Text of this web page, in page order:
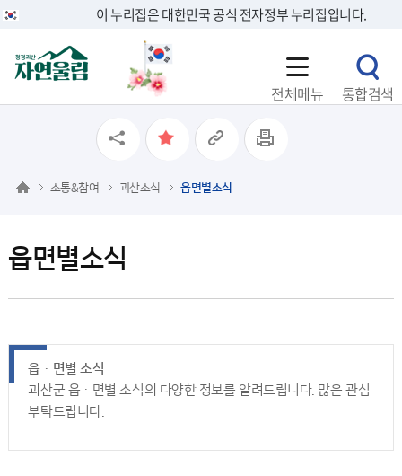
이 누리집은 대한민국 공식 전자정부 누리집입니다.
전체메뉴 통합검색
읍면별소식
소통&참여 괴산소식 읍면별소식
읍ㆍ면별 소식
괴산군 읍ㆍ면별 소식의 다양한 정보를 알려드립니다. 많은 관심
부탁드립니다.